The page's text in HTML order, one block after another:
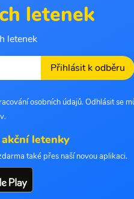
letenek
letenek
Přihlásit k odběru
osobních údajů. Odhlásit se
letenky
také přes naší novou aplikaci.